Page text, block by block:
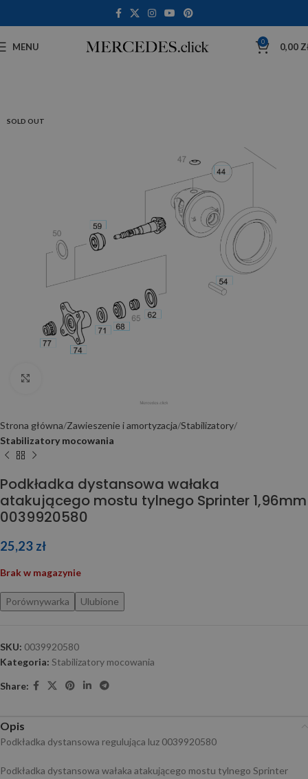
MENU 0 0,00
SOLD OUT
Strona główna Zawieszenie i amortyzacja Stabilizatory
Stabilizatory mocowania
Podkładka dystansowa wałaka
atakującego mostu tylnego Sprinter 1,96mm
0039920580
25,23 zł
Brak w magazynie
Porównywarka Ulubione
SKU: 0039920580
Kategoria: Stabilizatory mocowania
Share:
Opis
Podkładka dystansowa regulująca luz 0039920580
Podkładka dystansowa wałaka atakującego mostu tylnego Sprinter